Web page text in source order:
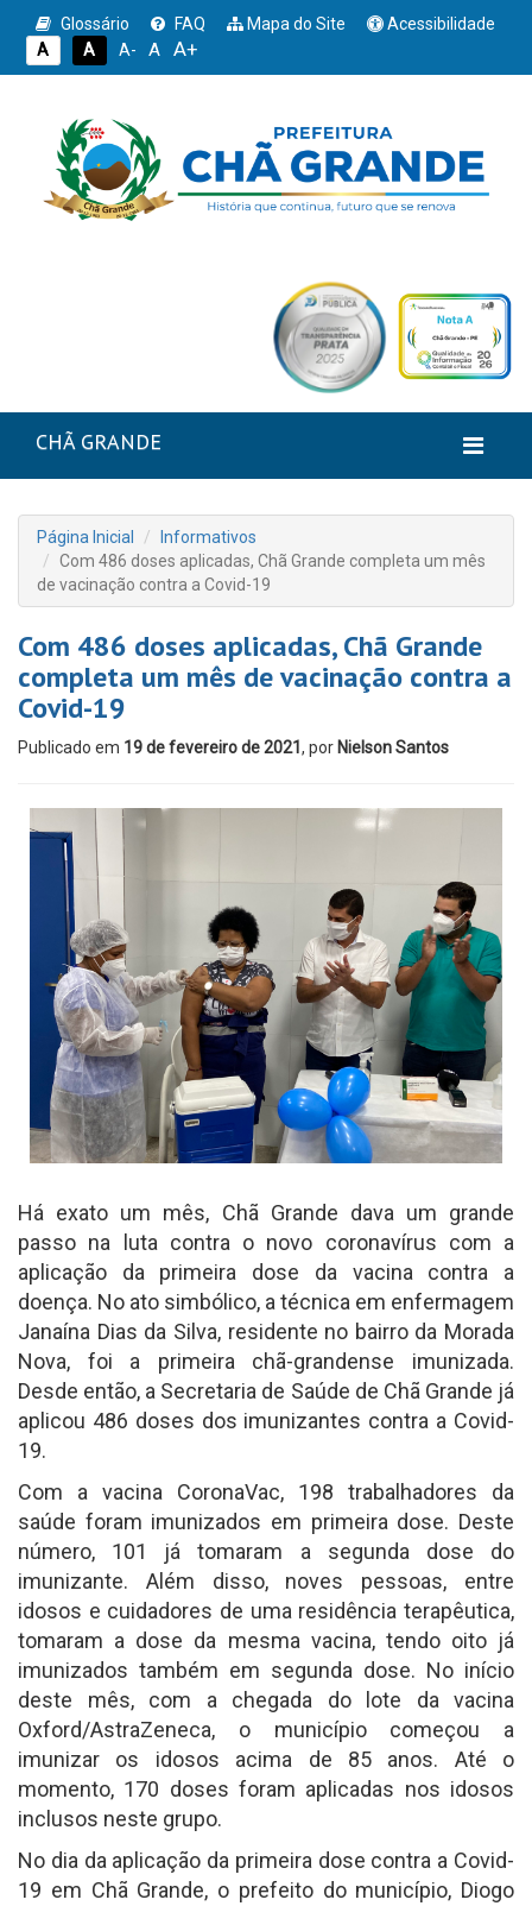
Glossário FAQ Mapa do Site
Acessibilidade
A
A A- A A+
CHÃ GRANDE
Página Inicial
Informativos
Com 486 doses aplicadas, Chã Grande completa um mês
de vacinação contra a Covid-19
Com 486 doses aplicadas, Chã Grande
completa um mês de vacinação contra a
Covid-19
Publicado em 19 de fevereiro de 2021 , por Nielson Santos
Há exato um mês, Chã Grande dava um grande
passo na luta contra o novo coronavírus com a
aplicação da primeira dose da vacina contra a
doença. No ato simbólico, a técnica em enfermagem
Janaína Dias da Silva, residente no bairro da Morada
Nova, foi a primeira chã-grandense imunizada.
Desde então, a Secretaria de Saúde de Chã Grande já
aplicou 486 doses dos imunizantes contra a Covid-
19.
Com a vacina CoronaVac, 198 trabalhadores da
saúde foram imunizados em primeira dose. Deste
número, 101 já tomaram a segunda dose do
imunizante. Além disso, noves pessoas, entre
idosos e cuidadores de uma residência terapêutica,
tomaram a dose da mesma vacina, tendo oito já
imunizados também em segunda dose. No início
deste mês, com a chegada do lote da vacina
Oxford/AstraZeneca, o município começou a
imunizar os idosos acima de 85 anos. Até o
momento, 170 doses foram aplicadas nos idosos
inclusos neste grupo.
No dia da aplicação da primeira dose contra a Covid-
19 em Chã Grande, o prefeito do município, Diogo